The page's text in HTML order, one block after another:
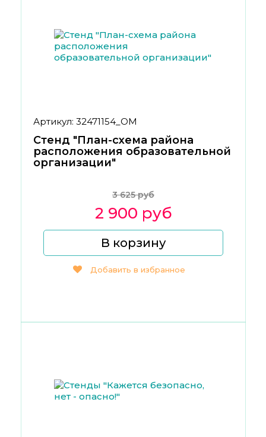
Артикул: 32471154_ОМ
Стенд "План-схема района
расположения образовательной
организации"
3 625 руб
2 900 руб
В корзину
Добавить в избранное